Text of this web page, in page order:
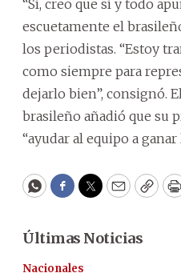
“Sí, creo que sí y todo
escuetamente el
los periodistas. “Estoy
como siempre para
dejarlo bien”, consignó.
brasileño añadió que su
“ayudar al equipo a ganar
WhatsApp
Facebook
Twitter
EmailCopy
Últimas Noticias
Nacionales